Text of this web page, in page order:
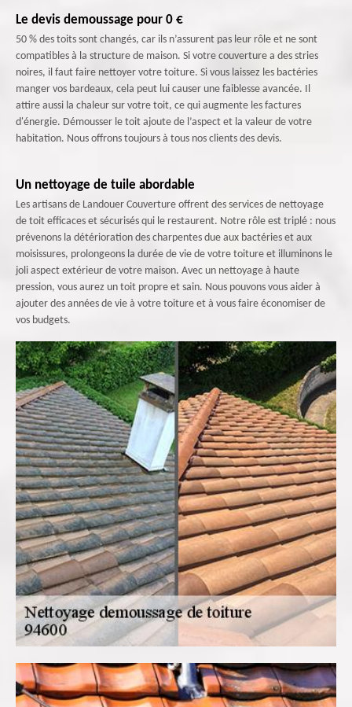
Le devis demoussage pour 0 €
50 % des toits sont changés, car ils n’assurent pas leur rôle et ne sont
compatibles à la structure de maison. Si votre couverture a des stries
noires, il faut faire nettoyer votre toiture. Si vous laissez les bactéries
manger vos bardeaux, cela peut lui causer une faiblesse avancée. Il
attire aussi la chaleur sur votre toit, ce qui augmente les factures
d'énergie. Démousser le toit ajoute de l’aspect et la valeur de votre
habitation. Nous offrons toujours à tous nos clients des devis.
Un nettoyage de tuile abordable
Les artisans de Landouer Couverture offrent des services de nettoyage
de toit efficaces et sécurisés qui le restaurent. Notre rôle est triplé : nous
prévenons la détérioration des charpentes due aux bactéries et aux
moisissures, prolongeons la durée de vie de votre toiture et illuminons le
joli aspect extérieur de votre maison. Avec un nettoyage à haute
pression, vous aurez un toit propre et sain. Nous pouvons vous aider à
ajouter des années de vie à votre toiture et à vous faire économiser de
vos budgets.